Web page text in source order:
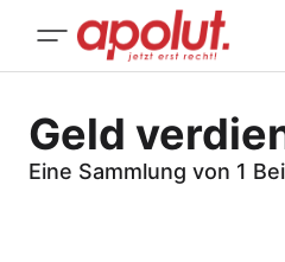
Geld
Eine Sammlung von 1